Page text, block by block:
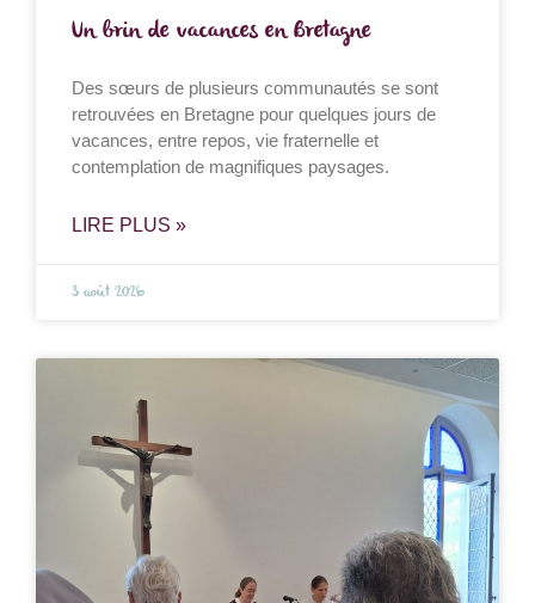
Un brin de vacances en Bretagne
Des sœurs de plusieurs communautés se sont
retrouvées en Bretagne pour quelques jours de
vacances, entre repos, vie fraternelle et
contemplation de magnifiques paysages.
LIRE PLUS »
3 août 2026